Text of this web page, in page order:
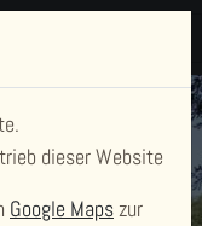
dieser Website
Google Mapszur